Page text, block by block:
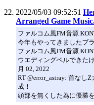
2022/05/03 09:52:51
Arranged Game
ファルコム風FM音源
今年もやってきましたブ
ファルコム風FM音源
ウエディングベルできた
月 02, 2022
RT @error_astray: 首なし
成！
頭部を無くした為に優勝